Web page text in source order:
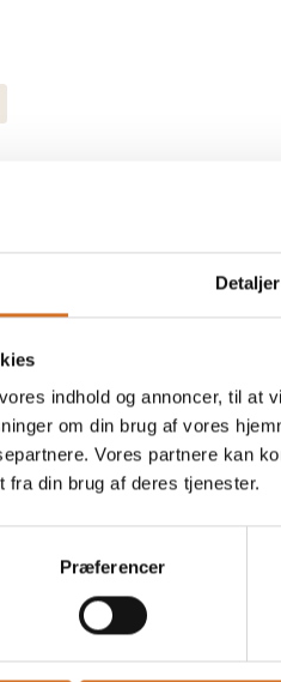
Detaljer
indhold og annoncer, til at
om din brug af vores
Vores partnere kan
din brug af deres tjenester.
Præferencer